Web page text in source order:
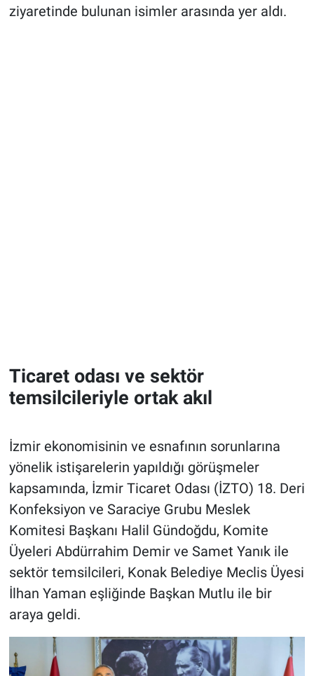
ziyaretinde bulunan isimler arasında yer aldı.
Ticaret odası ve sektör
temsilcileriyle ortak akıl
İzmir ekonomisinin ve esnafının sorunlarına
yönelik istişarelerin yapıldığı görüşmeler
kapsamında, İzmir Ticaret Odası (İZTO) 18. Deri
Konfeksiyon ve Saraciye Grubu Meslek
Komitesi Başkanı Halil Gündoğdu, Komite
Üyeleri Abdürrahim Demir ve Samet Yanık ile
sektör temsilcileri, Konak Belediye Meclis Üyesi
İlhan Yaman eşliğinde Başkan Mutlu ile bir
araya geldi.